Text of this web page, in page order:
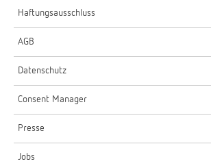
Haftungsausschluss
AGB
Datenschutz
Consent Manager
Presse
Jobs